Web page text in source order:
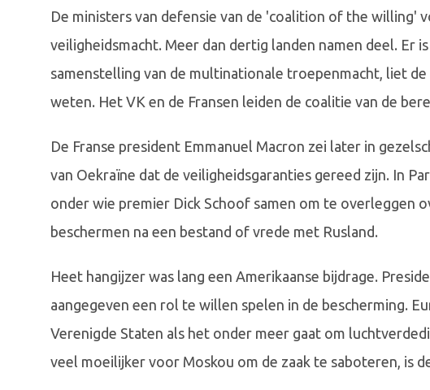
De ministers van defensie van de 'coalition of the willing'
veiligheidsmacht. Meer dan dertig landen namen deel. Er
samenstelling van de multinationale troepenmacht, liet
weten. Het VK en de Fransen leiden de coalitie van de
De Franse president Emmanuel Macron zei later in
van Oekraïne dat de veiligheidsgaranties gereed zijn. In
onder wie premier Dick Schoof samen om te overleggen
beschermen na een bestand of vrede met Rusland.
Heet hangijzer was lang een Amerikaanse bijdrage.
aangegeven een rol te willen spelen in de bescherming.
Verenigde Staten als het onder meer gaat om
veel moeilijker voor Moskou om de zaak te saboteren, is